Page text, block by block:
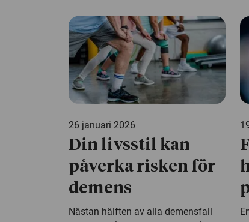
26 januari 2026
Din livsstil kan
påverka risken för
demens
Nästan hälften av alla demensfall